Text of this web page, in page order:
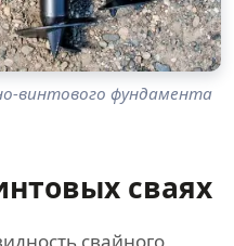
винтового фундамента
сваях